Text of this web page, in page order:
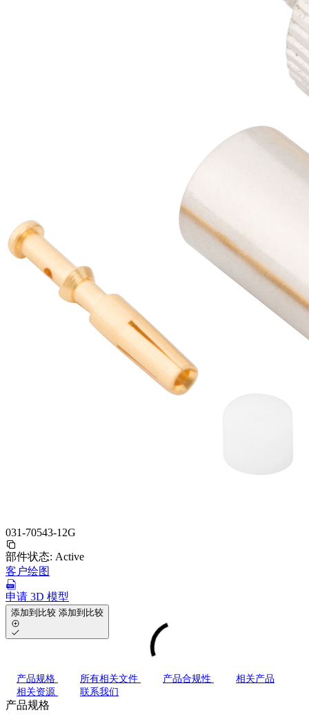
031-70543-12G
部件状态: Active
客户绘图
申请 3D 模型
添加到比较 添加到比较
产品规格 所有相关文件 产品合规性
相关产品
相关资源
联系我们
产品规格